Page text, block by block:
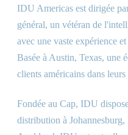
IDU Americas est dirigée
général, un vétéran de
avec une vaste expérience
Basée à Austin, Texas, une
clients américains dans
Fondée au Cap, IDU
distribution à